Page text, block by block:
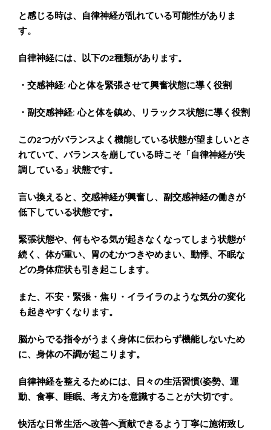
と感じる時は、自律神経が乱れている可能性がありま
す。
自律神経には、以下の2種類があります。
・交感神経: 心と体を緊張させて興奮状態に導く役割
・副交感神経: 心と体を鎮め、リラックス状態に導く役割
この2つがバランスよく機能している状態が望ましいとさ
れていて、バランスを崩している時こそ「自律神経が失
調している」状態です。
言い換えると、交感神経が興奮し、副交感神経の働きが
低下している状態です。
緊張状態や、何もやる気が起きなくなってしまう状態が
続く、体が重い、胃のむかつきやめまい、動悸、不眠な
どの身体症状も引き起こします。
また、不安・緊張・焦り・イライラのような気分の変化
も起きやすくなります。
脳からでる指令がうまく身体に伝わらず機能しないため
に、身体の不調が起こります。
自律神経を整えるためには、日々の生活習慣(姿勢、運
動、食事、睡眠、考え方)を意識することが大切です。
快活な日常生活へ改善へ貢献できるよう丁寧に施術致し